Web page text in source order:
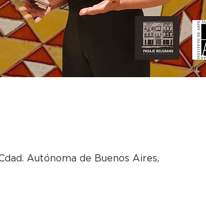
Autónoma de Buenos Aires,